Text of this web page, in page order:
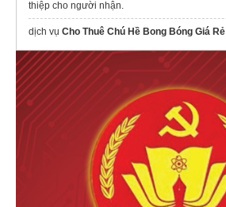
thiệp cho người nhận.
dịch vụ Cho Thuê Chú Hề Bong Bóng Giá Rẻ